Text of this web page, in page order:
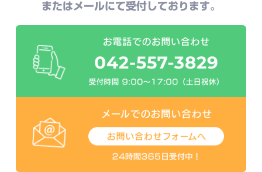
またはメールにて受付しております。